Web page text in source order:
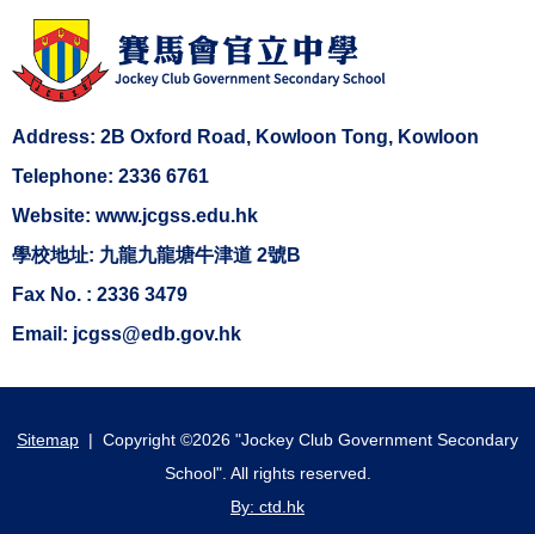
Address: 2B Oxford Road, Kowloon Tong, Kowloon
Telephone: 2336 6761
Website: www.jcgss.edu.hk
學校地址: 九龍九龍塘牛津道 2號B
Fax No. : 2336 3479
Email: jcgss@edb.gov.hk
Sitemap | Copyright ©2026 "Jockey Club Government Secondary
School". All rights reserved.
By: ctd.hk